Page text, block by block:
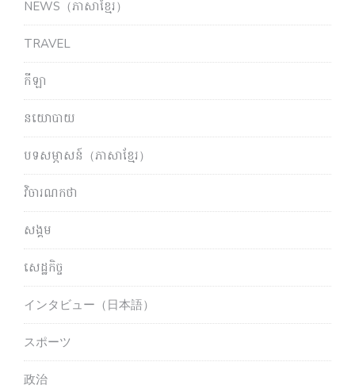
NEWS（ភាសាខ្មែរ）
TRAVEL
កីឡា
នយោបាយ
បទសម្ភាសន៍（ភាសាខ្មែរ）
វិចារណកថា
សង្គម
សេដ្ឋកិច្ច
インタビュー（日本語）
スポーツ
政治